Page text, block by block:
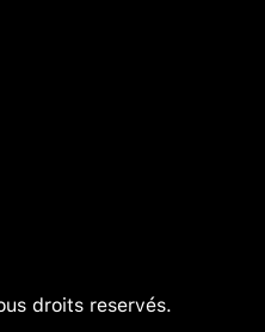
droits reservés.